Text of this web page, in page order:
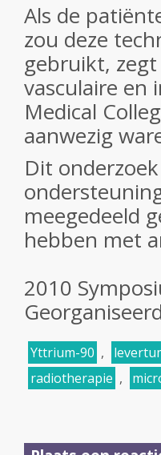
Als de
zou deze
gebruikt,
vasculaire en
Medical
aanwezig
Dit
meegedeeld
hebben met
2010
Yttrium-90 ,
radiotherapie ,